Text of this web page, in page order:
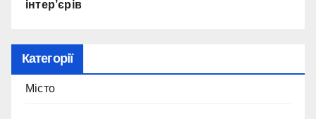
інтер’єрів
Категорії
Місто